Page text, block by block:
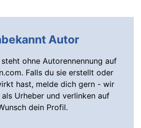
Autor
ohne Autorennennung auf
Falls du sie erstellt oder
hast, melde dich gern - wir
als Urheber und verlinken auf
dein Profil.